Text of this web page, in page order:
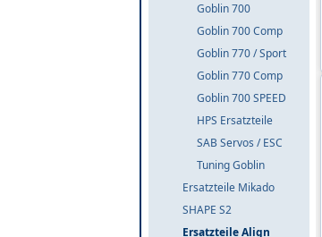
Goblin 700
Goblin 700 Comp
Goblin 770 / Sport
Goblin 770 Comp
Goblin 700 SPEED
HPS Ersatzteile
SAB Servos / ESC
Tuning Goblin
Ersatzteile Mikado
SHAPE S2
Ersatzteile Align